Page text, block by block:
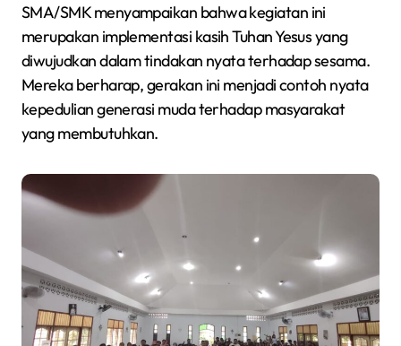
SMA/SMK menyampaikan bahwa kegiatan ini
merupakan implementasi kasih Tuhan Yesus yang
diwujudkan dalam tindakan nyata terhadap sesama.
Mereka berharap, gerakan ini menjadi contoh nyata
kepedulian generasi muda terhadap masyarakat
yang membutuhkan.